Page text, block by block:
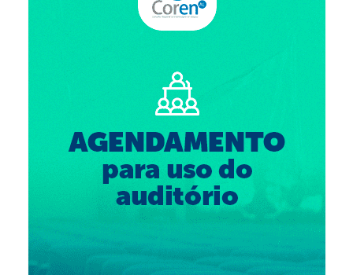
Clube de Vantagens
Valores dos serviços
Reserva de auditório
Fale Conosco